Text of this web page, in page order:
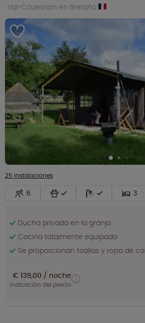
Val-Couesnon en Bretaña
25 instalaciones
6 3
Ducha privada en la granja
Cocina totalmente equipada
Se proporcionan toallas y ropa de
€ 139,00 noche
indicación del precio